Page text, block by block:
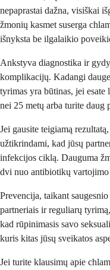
nepaprastai dažna, visiškai
žmonių kasmet suserga
išnyksta be ilgalaikio
Ankstyva diagnostika ir
komplikacijų. Kadangi
tyrimas yra būtinas, jei
nei 25 metų arba turite daug
Jei gausite teigiamą
užtikrindami, kad jūsų
infekcijos ciklą. Dauguma
dvi nuo antibiotikų vartojimo
Prevencija, taikant
partneriais ir reguliarų
kad rūpinimasis savo
kuris kitas jūsų sveikatos
Jei turite klausimų apie